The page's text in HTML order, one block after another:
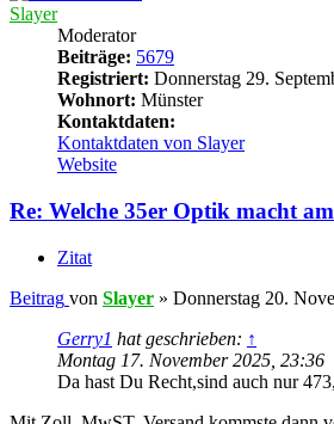
Slayer
Moderator
Beiträge: 5679
Registriert: Donnerstag 29.
Wohnort: Münster
Kontaktdaten:
Kontaktdaten von Slayer
Website
Re: Welche 35er Optik macht
Zitat
Beitrag von Slayer » Donnerstag 20.
Gerry1 hat geschrieben: ↑
Montag 17. November 2025, 23:36
Da hast Du Recht,sind auch nur